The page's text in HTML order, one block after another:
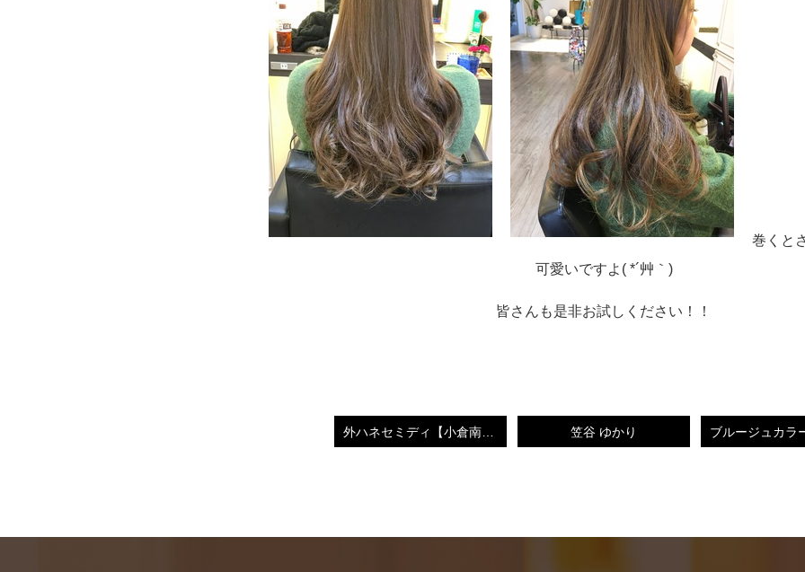
巻くと
可愛いですよ( *´艸｀)
皆さんも是非お試しください！！
笠谷 ゆかり